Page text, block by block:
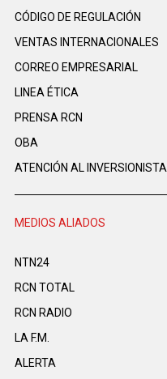
CÓDIGO DE REGULACIÓN
VENTAS INTERNACIONALES
CORREO EMPRESARIAL
LINEA ÉTICA
PRENSA RCN
OBA
ATENCIÓN AL INVERSIONISTA
MEDIOS ALIADOS
NTN24
RCN TOTAL
RCN RADIO
LA F.M.
ALERTA